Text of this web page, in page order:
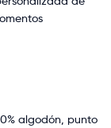
algodón, punto